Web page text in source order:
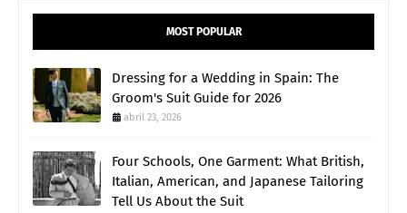
MOST POPULAR
Dressing for a Wedding in Spain: The
Groom's Suit Guide for 2026
abril 23, 2026
Four Schools, One Garment: What British,
Italian, American, and Japanese Tailoring
Tell Us About the Suit